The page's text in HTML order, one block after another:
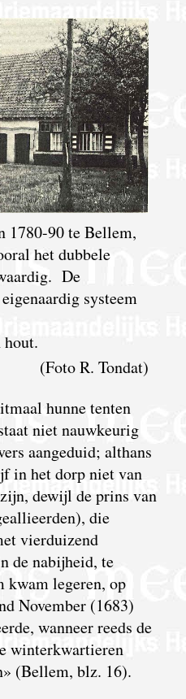
1780-90 te Bellem,
het dubbele
De
systeem
(Foto R. Tondat)
hunne tenten
niet nauwkeurig
aangeduid; althans
in het dorp niet van
dewijl de prins van
die
vierduizend
de nabijheid, te
kwam legeren, op
November (1683)
wanneer reeds de
winterkwartieren
(Bellem, blz. 16).